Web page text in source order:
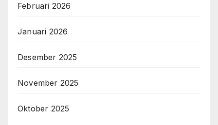
Februari 2026
Januari 2026
Desember 2025
November 2025
Oktober 2025